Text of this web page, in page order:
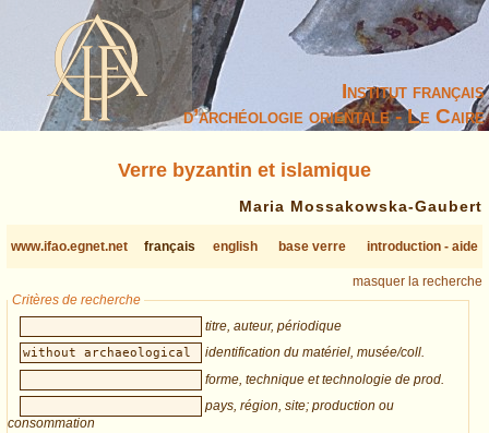
Institut français
d’archéologie orientale - Le Caire
Verre byzantin et islamique
Maria Mossakowska-Gaubert
www.ifao.egnet.net français english base verre introduction - aide
masquer la recherche
Critères de recherche
titre, auteur, périodique
identification du matériel, musée/coll.
forme, technique et technologie de prod.
pays, région, site; production ou
consommation